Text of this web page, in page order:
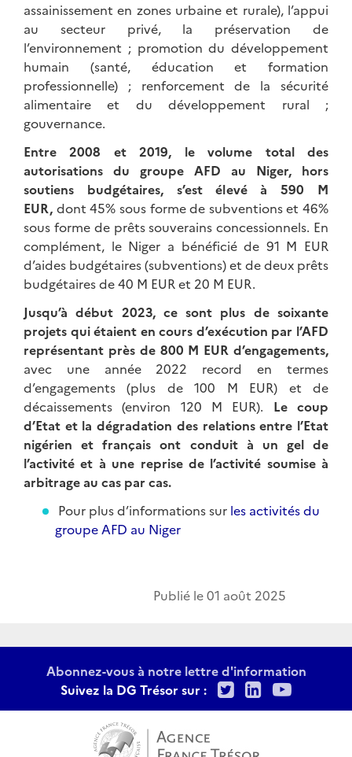
assainissement en zones urbaine et rurale), l’appui
au secteur privé, la préservation de
l’environnement ; promotion du développement
humain (santé, éducation et formation
professionnelle) ; renforcement de la sécurité
alimentaire et du développement rural ;
gouvernance.
Entre 2008 et 2019, le volume total des
autorisations du groupe AFD au Niger, hors
soutiens budgétaires, s’est élevé à 590 M
EUR, dont 45% sous forme de subventions et 46%
sous forme de prêts souverains concessionnels. En
complément, le Niger a bénéficié de 91 M EUR
d’aides budgétaires (subventions) et de deux prêts
budgétaires de 40 M EUR et 20 M EUR.
Jusqu’à début 2023, ce sont plus de soixante
projets qui étaient en cours d’exécution par l’AFD
représentant près de 800 M EUR d’engagements,
avec une année 2022 record en termes
d’engagements (plus de 100 M EUR) et de
décaissements (environ 120 M EUR). Le coup
d’Etat et la dégradation des relations entre l’Etat
nigérien et français ont conduit à un gel de
l’activité et à une reprise de l’activité soumise à
arbitrage au cas par cas.
Pour plus d’informations sur les activités du
groupe AFD au Niger
Publié le01 août 2025
Abonnez-vous à notre lettre d'information
Suivez la DG Trésor sur :
TwitterLinkedIn